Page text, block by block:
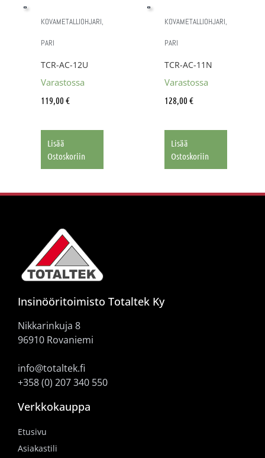
KOVAMETALLIOHJARI,
PARI
TCR-AC-12U
Varastossa
119,00 €
Lisää
Ostoskoriin
KOVAMETALLIOHJARI,
PARI
TCR-AC-11N
Varastossa
128,00 €
Lisää
Ostoskoriin
Insinööritoimisto Totaltek Ky
Nikkarinkuja 8
96910 Rovaniemi
info@totaltek.fi
+358 (0) 207 340 550
Verkkokauppa
Etusivu
Asiakastili